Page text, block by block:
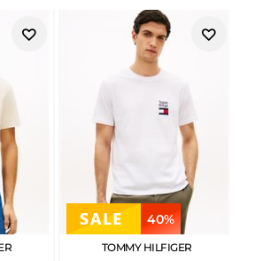
40%
TOMMY HILFIGER